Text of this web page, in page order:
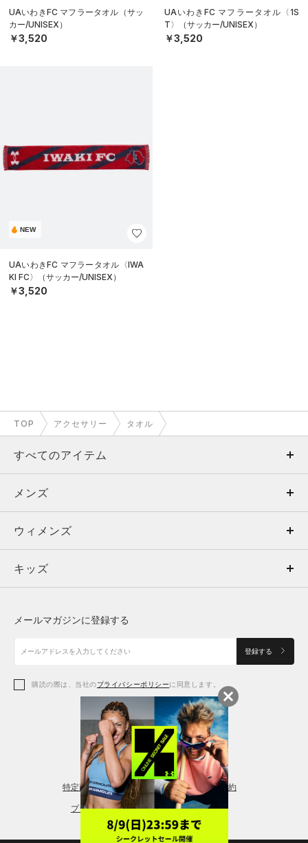
UAいわきFC マフラータオル（サッ
カー/UNISEX）
￥3,520
UAいわきFC マフラータオル〈1S
T〉（サッカー/UNISEX）
￥3,520
NEW
UAいわきFC マフラータオル〈IWA
KI FC〉（サッカー/UNISEX）
￥3,520
TOP アクセサリー タオル
すべてのアイテム
メンズ
ウィメンズ
キッズ
アクセサリー
メンズ
トップス
ボトムス
アクセサリー
ウィメンズ
トップス
シューズ
アクセサリー
レギンス＆タイツ
キッズ
シューズ
メールマガジンに登録する
登録する
購読の際は、当社のプライバシーポリシーに同意します。
特定商取引法に基づく通販の表記 会員規約
プライバシーポリシー